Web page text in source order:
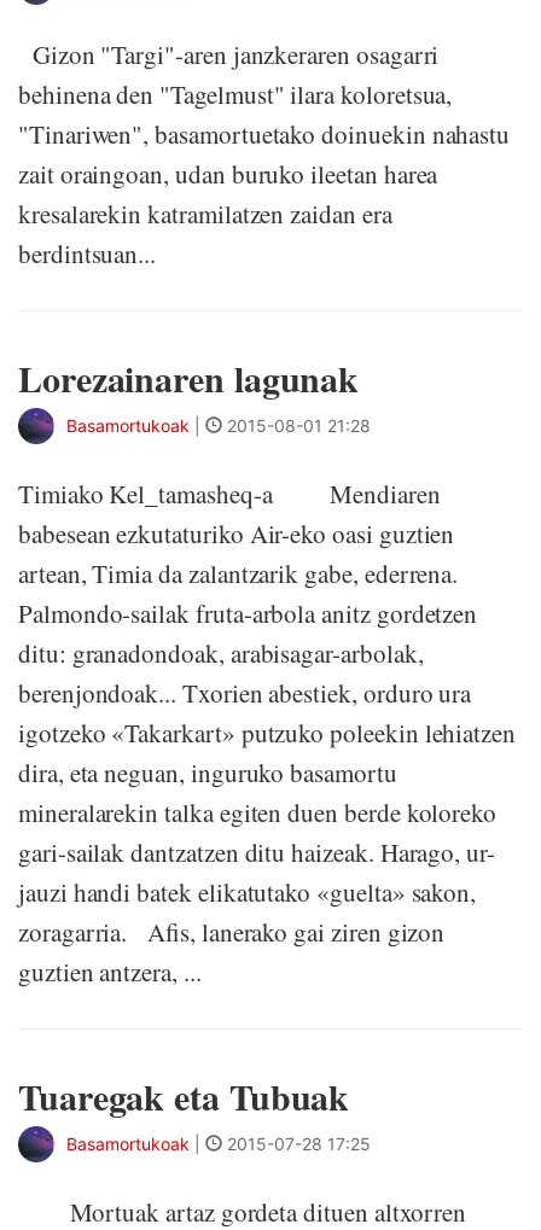
Gizon "Targi"-aren janzkeraren osagarri
behinena den "Tagelmust" ilara koloretsua,
"Tinariwen", basamortuetako doinuekin nahastu
zait oraingoan, udan buruko ileetan harea
kresalarekin katramilatzen zaidan era
berdintsuan...
Lorezainaren lagunak
Basamortukoak 2015-08-01 21:28
Timiako Kel_tamasheq-a Mendiaren
babesean ezkutaturiko Air-eko oasi guztien
artean, Timia da zalantzarik gabe, ederrena.
Palmondo-sailak fruta-arbola anitz gordetzen
ditu: granadondoak, arabisagar-arbolak,
berenjondoak... Txorien abestiek, orduro ura
igotzeko «Takarkart» putzuko poleekin lehiatzen
dira, eta neguan, inguruko basamortu
mineralarekin talka egiten duen berde koloreko
gari-sailak dantzatzen ditu haizeak. Harago, ur-
jauzi handi batek elikatutako «guelta» sakon,
zoragarria. Afis, lanerako gai ziren gizon
guztien antzera, ...
Tuaregak eta Tubuak
Basamortukoak 2015-07-28 17:25
Mortuak artaz gordeta dituen altxorren